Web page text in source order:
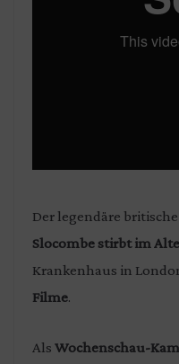
Der legendäre
Slocombe stirbt im
Krankenhaus in
Filme.
Als Wochenschau-